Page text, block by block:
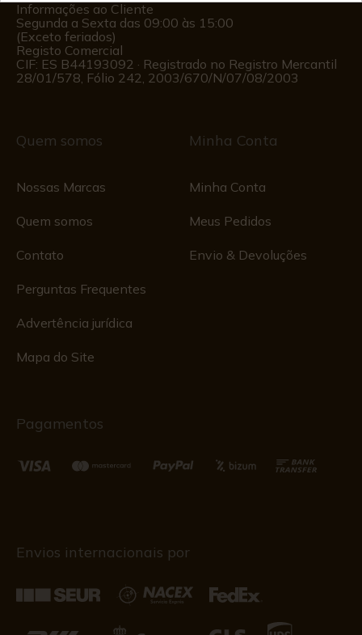
Informações ao Cliente
Segunda a Sexta das 09:00 às 15:00
(Exceto feriados)
Registo Comercial
CIF: ES B44193092 · Registrado no Registro Mercantil
28/01/578, Fólio 242, 2003/670/N/07/08/2003
Quem somos
Nossas Marcas
Quem somos
Contato
Perguntas Frequentes
Advertência jurídica
Mapa do Site
Minha Conta
Minha Conta
Meus Pedidos
Envio & Devoluções
Pagamentos
Envios internacionais por